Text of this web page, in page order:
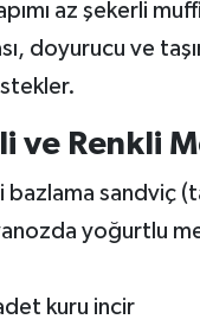
az şekerli
doyurucu ve
ve Renkli
sandviç
yoğurtlu
kuru incir